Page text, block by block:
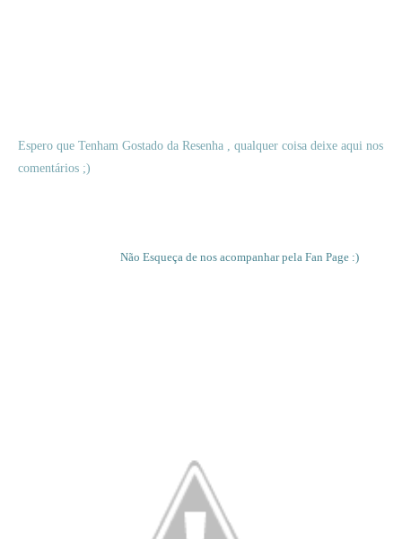
Espero que Tenham Gostado da Resenha , qualquer coisa deixe aqui nos
comentários ;)
Não Esqueça de nos acompanhar pela Fan Page :)